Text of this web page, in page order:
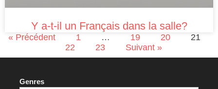
Y a-t-il un Français dans la salle?
« Précédent 1 … 19 20
21
22
23 Suivant »
Genres